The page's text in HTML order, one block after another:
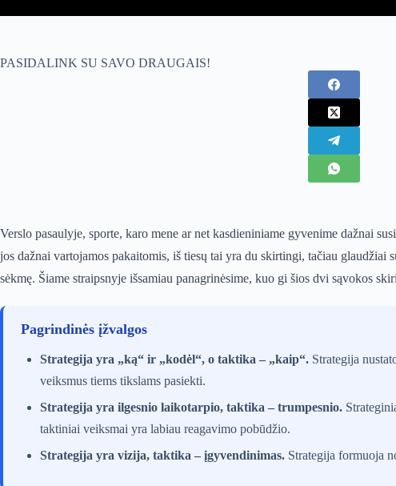
PASIDALINK SU SAVO DRAUGAIS!
Verslo pasaulyje, sporte, karo mene ar net kasdieniniame gyvenime dažnai
jos dažnai vartojamos pakaitomis, iš tiesų tai yra du skirtingi, tačiau glaudžiai
sėkmę. Šiame straipsnyje išsamiau panagrinėsime, kuo gi šios dvi sąvokos
Pagrindinės įžvalgos
Strategija yra „ką“ ir „kodėl“, o taktika – „kaip“. Strategija
veiksmus tiems tikslams pasiekti.
Strategija yra ilgesnio laikotarpio, taktika – trumpesnio.
taktiniai veiksmai yra labiau reagavimo pobūdžio.
Strategija yra vizija, taktika – įgyvendinimas. Strategija formuoja